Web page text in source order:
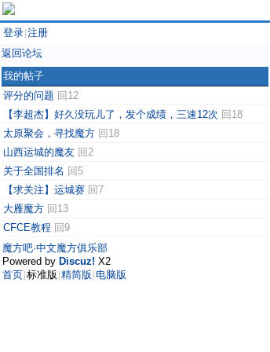
登录 注册
返回论坛
我的帖子
评分的问题 回12
【李超杰】好久没玩儿了，发个成绩，三速12次 回18
太原聚会，寻找魔方 回18
山西运城的魔友 回2
关于全国排名 回5
【求关注】运城赛 回7
大雁魔方 回13
CFCE教程 回9
魔方吧·中文魔方俱乐部
Powered by Discuz! X2
首页 标准版 精简版 电脑版